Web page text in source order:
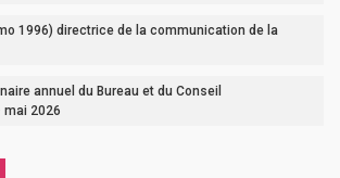
1996) directrice de la communication de la
annuel du Bureau et du Conseil
mai 2026